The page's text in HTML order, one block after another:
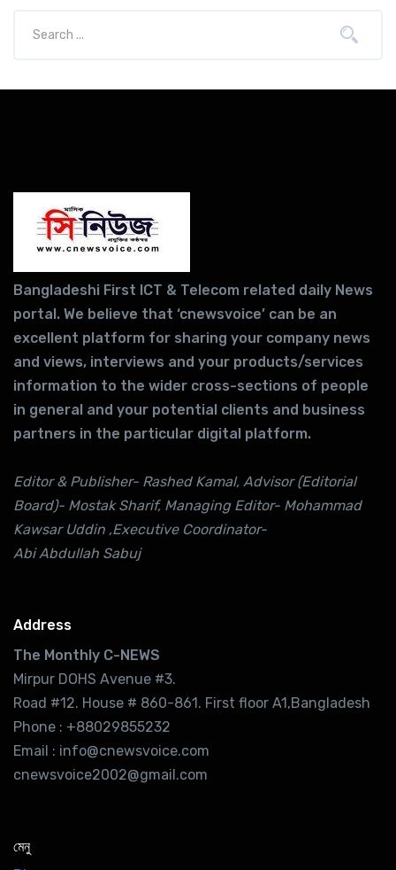
Bangladeshi First ICT & Telecom related daily News
portal. We believe that ‘cnewsvoice’ can be an
excellent platform for sharing your company news
and views, interviews and your products/services
information to the wider cross-sections of people
in general and your potential clients and business
partners in the particular digital platform.
Editor & Publisher- Rashed Kamal, Advisor (Editorial
Board)- Mostak Sharif, Managing Editor- Mohammad
Kawsar Uddin ,Executive Coordinator-
Abi Abdullah Sabuj
Address
The Monthly C-NEWS
Mirpur DOHS Avenue #3.
Road #12. House # 860-861. First floor A1,Bangladesh
Phone : +88029855232
Email : info@cnewsvoice.com
cnewsvoice2002@gmail.com
মেনু